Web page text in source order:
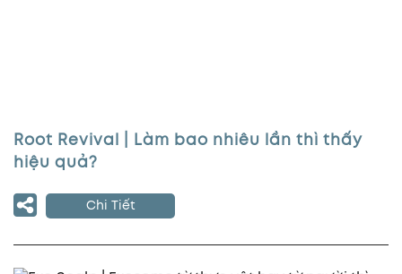
Root Revival | Làm bao nhiêu lần thì thấy
hiệu quả?
Chi Tiết